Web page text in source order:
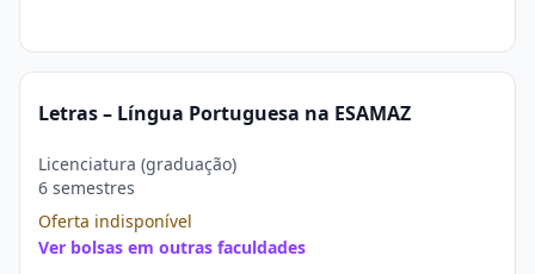
Letras – Língua Portuguesa na ESAMAZ
Licenciatura (graduação)
6 semestres
Oferta indisponível
Ver bolsas em outras faculdades